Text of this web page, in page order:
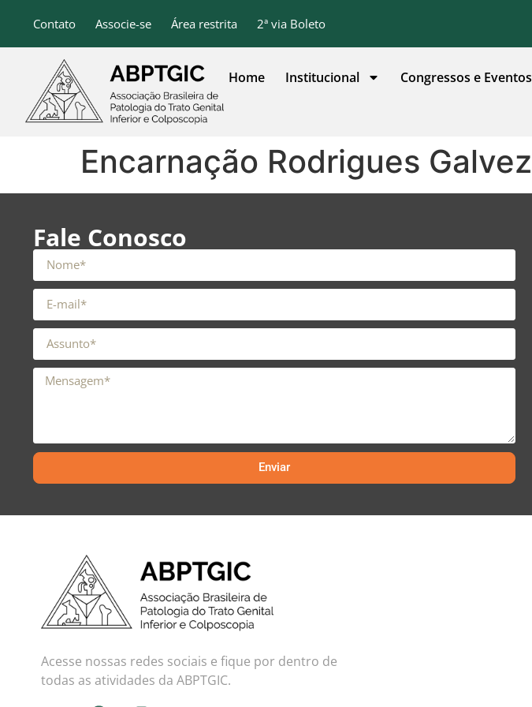
conteúdo
Contato Associe-se Área restrita 2ª via Boleto
Home Institucional Congressos e Eventos
Encarnação Rodrigues Galvez
Fale Conosco
Enviar
Acesse nossas redes sociais e fique por dentro de
todas as atividades da ABPTGIC.